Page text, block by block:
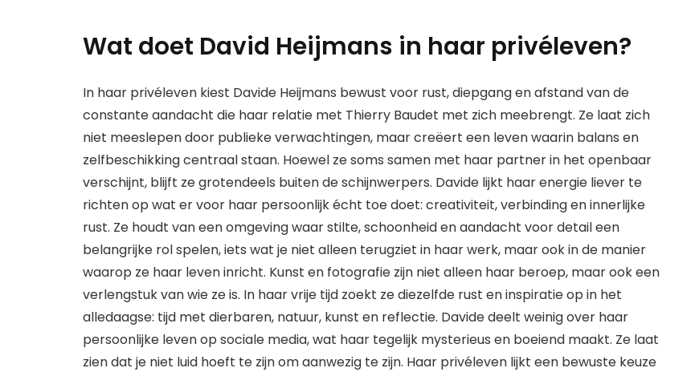
Wat doet David Heijmans in haar privéleven?
In haar privéleven kiest Davide Heijmans bewust voor rust, diepgang en afstand van de
constante aandacht die haar relatie met Thierry Baudet met zich meebrengt. Ze laat zich
niet meeslepen door publieke verwachtingen, maar creëert een leven waarin balans en
zelfbeschikking centraal staan. Hoewel ze soms samen met haar partner in het openbaar
verschijnt, blijft ze grotendeels buiten de schijnwerpers. Davide lijkt haar energie liever te
richten op wat er voor haar persoonlijk écht toe doet: creativiteit, verbinding en innerlijke
rust. Ze houdt van een omgeving waar stilte, schoonheid en aandacht voor detail een
belangrijke rol spelen, iets wat je niet alleen terugziet in haar werk, maar ook in de manier
waarop ze haar leven inricht. Kunst en fotografie zijn niet alleen haar beroep, maar ook een
verlengstuk van wie ze is. In haar vrije tijd zoekt ze diezelfde rust en inspiratie op in het
alledaagse: tijd met dierbaren, natuur, kunst en reflectie. Davide deelt weinig over haar
persoonlijke leven op sociale media, wat haar tegelijk mysterieus en boeiend maakt. Ze laat
zien dat je niet luid hoeft te zijn om aanwezig te zijn. Haar privéleven lijkt een bewuste keuze